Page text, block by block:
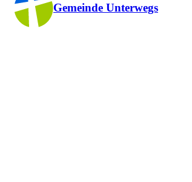
Gemeinde Unterwegs